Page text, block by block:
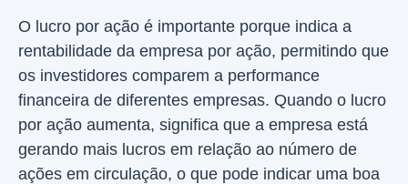
O lucro por ação é importante porque indica a
rentabilidade da empresa por ação, permitindo que
os investidores comparem a performance
financeira de diferentes empresas. Quando o lucro
por ação aumenta, significa que a empresa está
gerando mais lucros em relação ao número de
ações em circulação, o que pode indicar uma boa